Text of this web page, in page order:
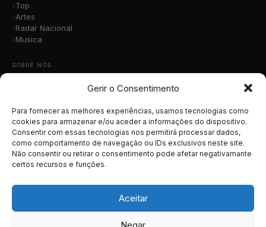
Gerir o Consentimento
Para fornecer as melhores experiências, usamos tecnologias como
cookies para armazenar e/ou aceder a informações do dispositivo.
Consentir com essas tecnologias nos permitirá processar dados,
como comportamento de navegação ou IDs exclusivos neste site.
Não consentir ou retirar o consentimento pode afetar negativamante
certos recursos e funções.
Aceitar
Negar
Top
Artes
Radar Nacional
Musica
SOBRE NÓS
Contacto
Submete a Tua Música
Publicidade
Apoiar o Projeto
Política de Privacidade